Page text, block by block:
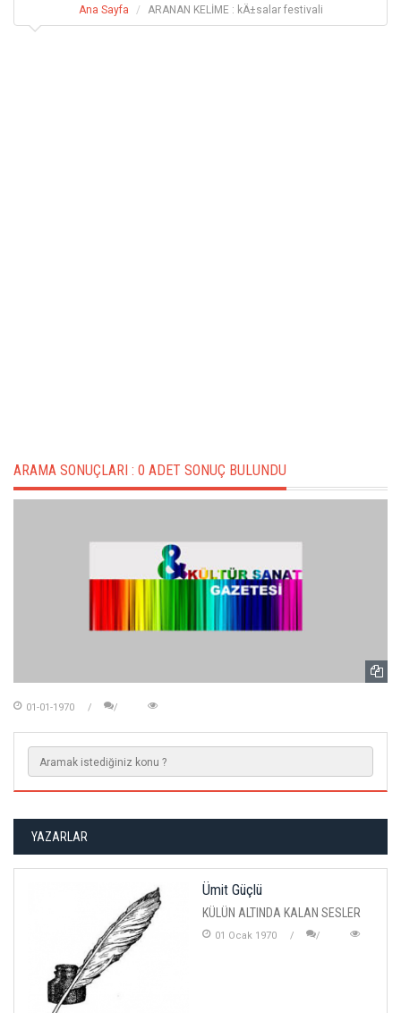
Ana Sayfa ARANAN KELİME : kÄ±salar festivali
ARAMA SONUÇLARI : 0 ADET SONUÇ BULUNDU
01-01-1970
YAZARLAR
Ümit Güçlü
KÜLÜN ALTINDA KALAN SESLER
01 Ocak 1970